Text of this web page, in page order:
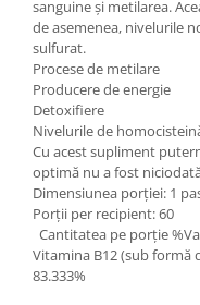
sanguine și metilarea.
de asemenea, nivelurile
sulfurat.
Procese de metilare
Producere de energie
Detoxifiere
Nivelurile de
Cu acest supliment
optimă nu a fost
Dimensiunea porției: 1
Porții per recipient: 60
Cantitatea pe porție
Vitamina B12 (sub formă
83.333%